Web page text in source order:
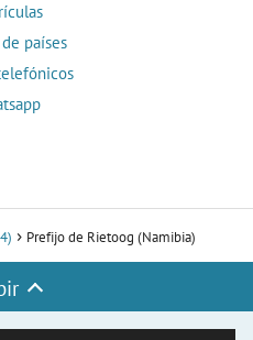
países
Prefijo de Rietoog (Namibia)